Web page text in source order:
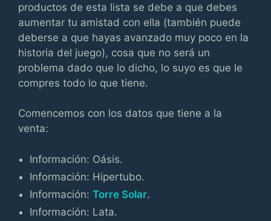
productos de esta lista se debe a que debes
aumentar tu amistad con ella (también puede
deberse a que hayas avanzado muy poco en la
historia del juego), cosa que no será un
problema dado que lo dicho, lo suyo es que le
compres todo lo que tiene.
Comencemos con los datos que tiene a la
venta:
Información: Oásis.
Información: Hipertubo.
Información:Torre Solar.
Información: Lata.